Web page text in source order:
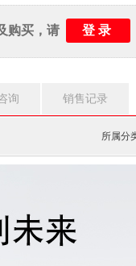
购买，请 登录
询 销售记录
所属分